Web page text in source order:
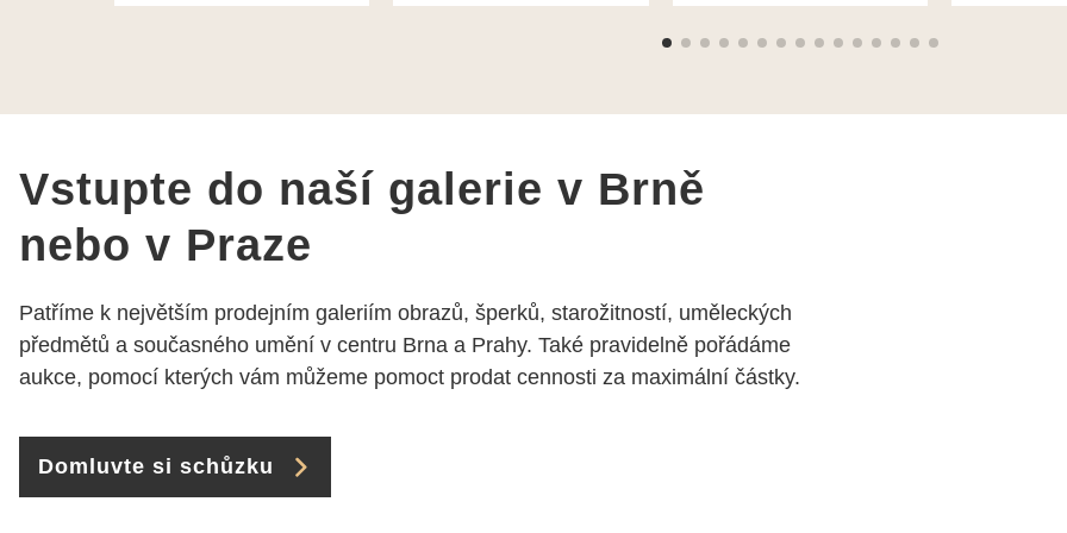
Moc děkuji a doporučuji se
jak už bylo napsáno - na
požádání Vám šperky z
Super !!! pí Papoušková
Vstupte do naší galerie v Brně
nebo v Praze
Patříme k největším prodejním galeriím obrazů, šperků, starožitností, uměleckých
předmětů a současného umění v centru Brna a Prahy. Také pravidelně pořádáme
aukce, pomocí kterých vám můžeme pomoct prodat cennosti za maximální částky.
Domluvte si schůzku